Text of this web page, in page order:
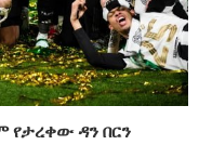
የታረቀው ዳን በርን